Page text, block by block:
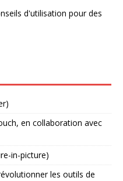
d'utilisation pour des
en collaboration avec
in-picture)
les outils de